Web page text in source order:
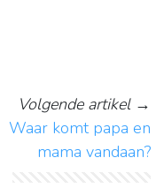
Volgende artikel→
Waar komt papa en
mama vandaan?